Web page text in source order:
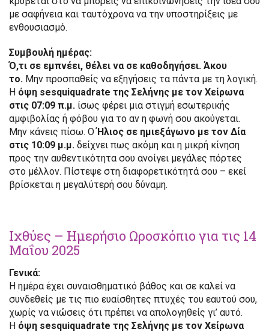
με σαφήνεια και ταυτόχρονα να την υποστηρίξεις με
ενθουσιασμό.
Συμβουλή ημέρας:
Ό,τι σε εμπνέει, θέλει να σε καθοδηγήσει. Άκου
το. Μην προσπαθείς να εξηγήσεις τα πάντα με τη λογική.
Η όψη sesquiquadrate της Σελήνης με τον Χείρωνα
στις 07:09 π.μ. ίσως φέρει μια στιγμή εσωτερικής
αμφιβολίας ή φόβου για το αν η φωνή σου ακούγεται.
Μην κάνεις πίσω. ΟΉλιος σε ημιεξάγωνο με τον Δία
στις 10:09 μ.μ. δείχνει πως ακόμη και η μικρή κίνηση
προς την αυθεντικότητα σου ανοίγει μεγάλες πόρτες
στο μέλλον. Πίστεψε στη διαφορετικότητά σου – εκεί
βρίσκεται η μεγαλύτερή σου δύναμη.
Ιχθύες – Ημερήσιο Ωροσκόπιο για τις 14
Μαΐου 2025
Γενικά:
Η ημέρα έχει συναισθηματικό βάθος και σε καλεί να
συνδεθείς με τις πιο ευαίσθητες πτυχές του εαυτού σου,
χωρίς να νιώσεις ότι πρέπει να απολογηθείς γι’ αυτό.
Η όψη sesquiquadrate της Σελήνης με τον Χείρωνα